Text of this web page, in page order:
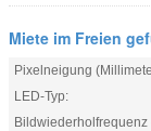
Miete im Freien
Pixelneigung
LED-Typ:
Bildwiederholfrequenz